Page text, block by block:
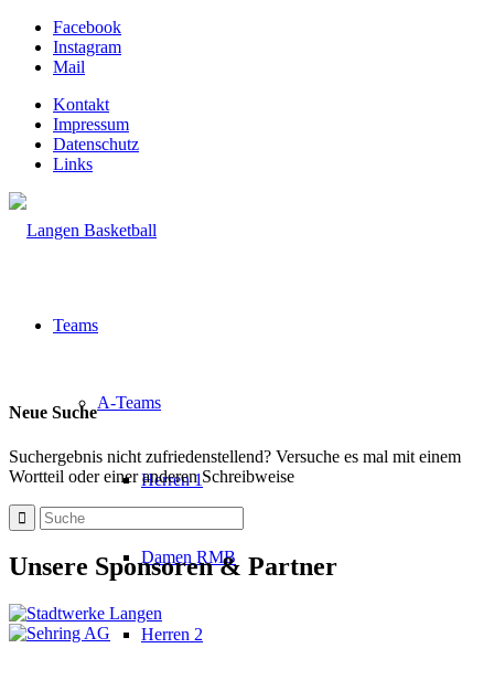
Facebook
Instagram
Mail
Kontakt
Impressum
Datenschutz
Links
Teams
A-Teams
Herren 1
Damen RMB
Herren 2
Neue Suche
Suchergebnis nicht zufriedenstellend? Versuche es mal mit einem
Wortteil oder einer anderen Schreibweise
Unsere Sponsoren & Partner